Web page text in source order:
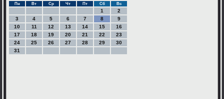
Пн Вт Ср Чт Пт Сб Вс
1
2
3
4 5 6 7 8
9
10
11 12 13 14 15
16
17
18 19 20 21 22
23
24
25 26 27 28 29
30
31